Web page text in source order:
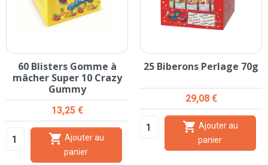
60 Blisters Gomme à
mâcher Super 10 Crazy
Gummy
Prix
13,25 €

panier
25 Biberons Perlage 70g
Prix
29,08 €

panier